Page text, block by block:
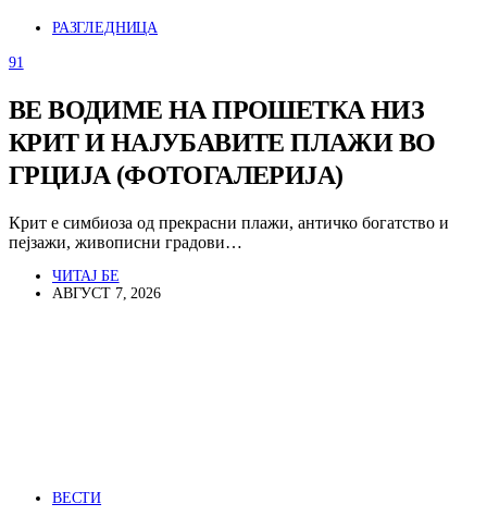
РАЗГЛЕДНИЦА
91
ВЕ ВОДИМЕ НА ПРОШЕТКА НИЗ
КРИТ И НАЈУБАВИТЕ ПЛАЖИ ВО
ГРЦИЈА (ФОТОГАЛЕРИЈА)
Крит е симбиоза од прекрасни плажи, античко богатство и
пејзажи, живописни градови…
ЧИТАЈ БЕ
АВГУСТ 7, 2026
ВЕСТИ